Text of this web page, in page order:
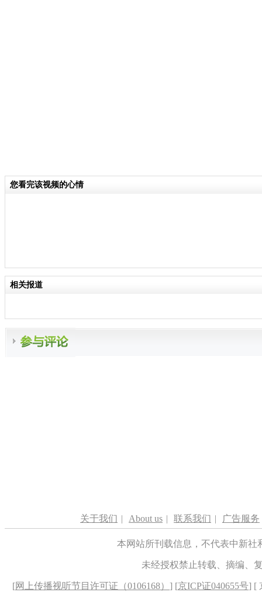
您看完该视频的心情
相关报道
关于我们 | About us | 联系我们 | 广告服务
本网站所刊载信息，不代表中新
未经授权禁止转载、摘编、
[网上传播视听节目许可证（0106168） ] [京ICP证040655号] [